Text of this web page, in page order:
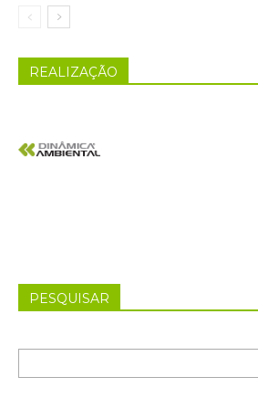
REALIZAÇÃO
PESQUISAR